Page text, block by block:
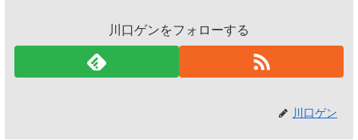
川口ゲンをフォローする
川口ゲン